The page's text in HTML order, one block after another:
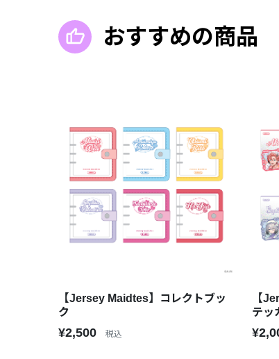
おすすめの商品
【Jersey Maidtes】コレクトブッ
ク
¥2,500 税込
【
テッ